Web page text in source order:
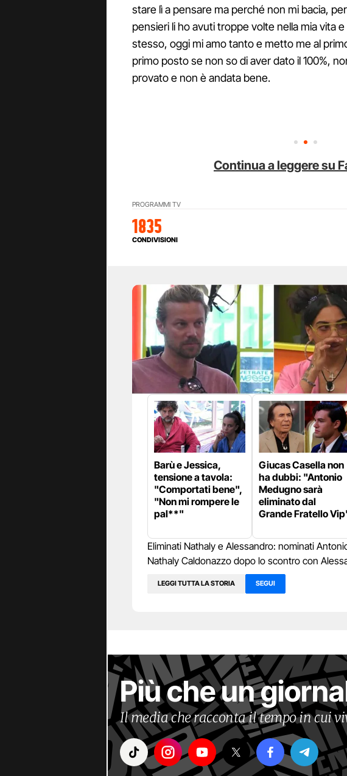
stare lì a pensare ma perché non mi bacia,
pensieri li ho avuti troppe volte nella mia vita
stesso, oggi mi amo tanto e metto me al
primo posto se non so di aver dato il 100%,
provato e non è andata bene.
Continua a leggere su
PROGRAMMI TV
1835
CONDIVISIONI
Barù e Jessica,
tensione a tavola:
"Comportati bene",
"Non mi rompere le
pal**"
Giucas Casella non
ha dubbi: "Antonio
Medugno sarà
eliminato dal
Grande Fratello
Eliminati Nathaly e Alessandro: nominati
Nathaly Caldonazzo dopo lo scontro con
LEGGI TUTTA LA STORIA SEGUI
Più che un
Il media che racconta il tempo in cui